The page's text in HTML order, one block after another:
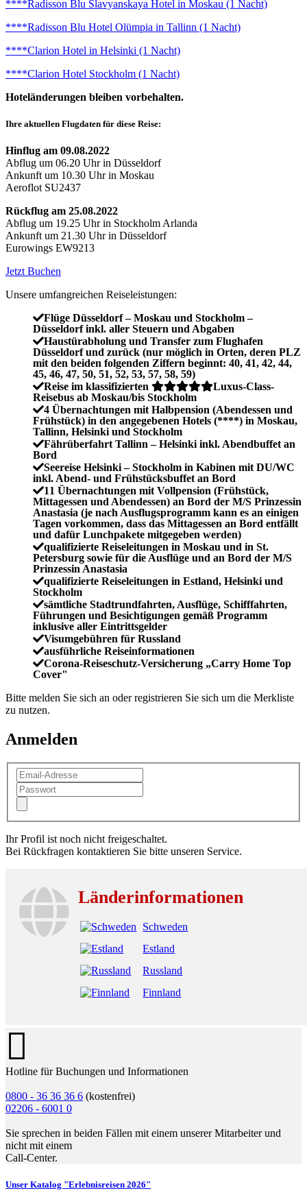
****Radisson Blu Slavyanskaya Hotel in Moskau (1 Nacht)
****Radisson Blu Hotel Olümpia in Tallinn (1 Nacht)
****Clarion Hotel in Helsinki (1 Nacht)
****Clarion Hotel Stockholm (1 Nacht)
Hoteländerungen bleiben vorbehalten.
Ihre aktuellen Flugdaten für diese Reise:
Hinflug am 09.08.2022
Abflug um 06.20 Uhr in Düsseldorf
Ankunft um 10.30 Uhr in Moskau
Aeroflot SU2437
Rückflug am 25.08.2022
Abflug um 19.25 Uhr in Stockholm Arlanda
Ankunft um 21.30 Uhr in Düsseldorf
Eurowings EW9213
Jetzt Buchen
Unsere umfangreichen Reiseleistungen:
Flüge Düsseldorf – Moskau und Stockholm –
Düsseldorf inkl. aller Steuern und Abgaben
Haustürabholung und Transfer zum Flughafen
Düsseldorf und zurück (nur möglich in Orten, deren PLZ
mit den beiden folgenden Ziffern beginnt: 40, 41, 42, 44,
45, 46, 47, 50, 51, 52, 53, 57, 58, 59)
Reise im klassifizierten
Luxus-Class-
Reisebus ab Moskau/bis Stockholm
4 Übernachtungen mit Halbpension (Abendessen und
Frühstück) in den angegebenen Hotels (****) in Moskau,
Tallinn, Helsinki und Stockholm
Fährüberfahrt Tallinn ­– Helsinki inkl. Abendbuffet an
Bord
Seereise Helsinki – Stockholm in Kabinen mit DU/WC
inkl. Abend- und Frühstücksbuffet an Bord
11 Übernachtungen mit Vollpension (Frühstück,
Mittagessen und Abendessen) an Bord der M/S Prinzessin
Anastasia (je nach Ausflugsprogramm kann es an einigen
Tagen vorkommen, dass das Mittagessen an Bord entfällt
und dafür Lunchpakete mitgegeben werden)
qualifizierte Reiseleitungen in Moskau und in St.
Petersburg sowie für die Ausflüge und an Bord der M/S
Prinzessin Anastasia
qualifizierte Reiseleitungen in Estland, Helsinki und
Stockholm
sämtliche Stadtrundfahrten, Ausflüge, Schifffahrten,
Führungen und Besichtigungen gemäß Programm
inklusive aller Eintrittsgelder
Visumgebühren für Russland
ausführliche Reiseinformationen
Corona-Reiseschutz-Versicherung „Carry Home Top
Cover"
Bitte melden Sie sich an oder registrieren Sie sich um die Merkliste
zu nutzen.
Anmelden
Ihr Profil ist noch nicht freigeschaltet.
Bei Rückfragen kontaktieren Sie bitte unseren Service.
Länderinformationen
Schweden
Estland
Russland
Finnland
Hotline für Buchungen und Informationen
0800 - 36 36 36 6 (kostenfrei)
02206 - 6001 0
Sie sprechen in beiden Fällen mit einem unserer Mitarbeiter und
nicht mit einem
Call-Center.
Unser Katalog "Erlebnisreisen 2026"